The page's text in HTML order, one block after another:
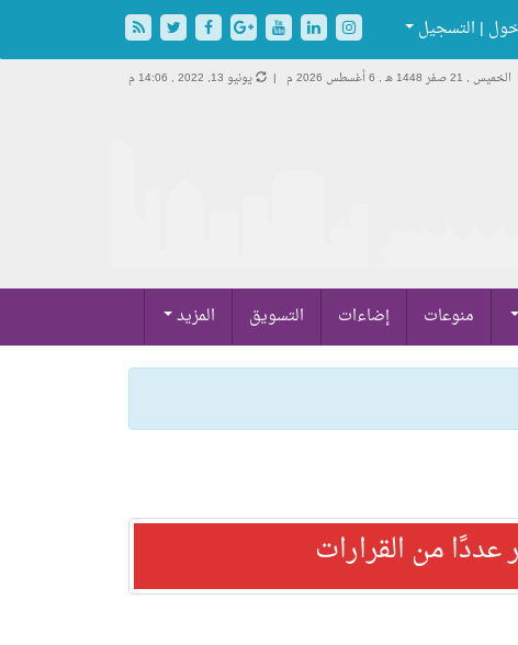
| التسجيل
الخميس , 21 صفر 1448 هـ , 6 أغسطس 2026 م | يونيو 13, 2022 , 14:06 م
منوعات إضاءات التسويق المزيد
من القرارات